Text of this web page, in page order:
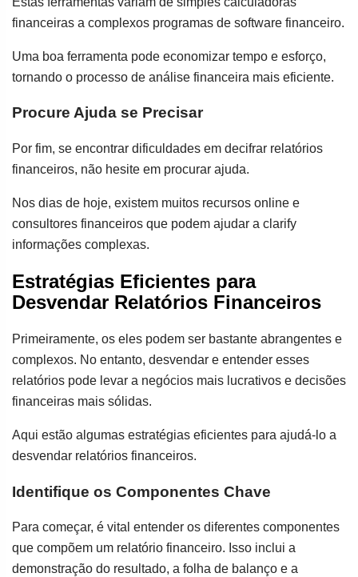
financeiras a complexos programas de software financeiro.
Uma boa ferramenta pode economizar tempo e esforço,
tornando o processo de análise financeira mais eficiente.
Procure Ajuda se Precisar
Por fim, se encontrar dificuldades em decifrar relatórios
financeiros, não hesite em procurar ajuda.
Nos dias de hoje, existem muitos recursos online e
consultores financeiros que podem ajudar a clarify
informações complexas.
Estratégias Eficientes para
Desvendar Relatórios Financeiros
Primeiramente, os eles podem ser bastante abrangentes e
complexos. No entanto, desvendar e entender esses
relatórios pode levar a negócios mais lucrativos e decisões
financeiras mais sólidas.
Aqui estão algumas estratégias eficientes para ajudá-lo a
desvendar relatórios financeiros.
Identifique os Componentes Chave
Para começar, é vital entender os diferentes componentes
que compõem um relatório financeiro. Isso inclui a
demonstração do resultado, a folha de balanço e a